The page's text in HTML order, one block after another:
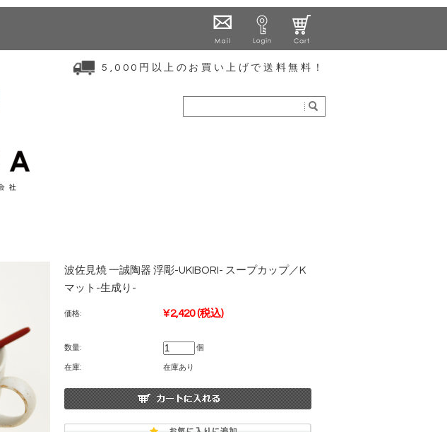
5,000円以上のお買い上げで送料無料！
波佐見焼 一誠陶器 浮彫-UKIBORI- スープカップ／K
マット-生成り-
価格: ¥2,420(税込)
数量: 個
在庫: 在庫あり